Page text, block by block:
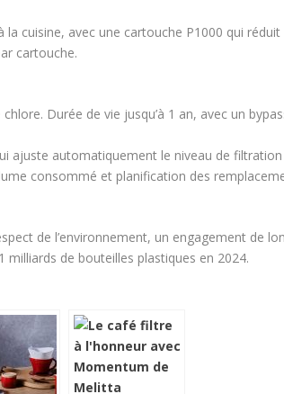
cuisine, avec une cartouche P1000 qui réduit
cartouche.
Durée de vie jusqu’à 1 an, avec un
ajuste automatiquement le niveau de filtration
consommé et planification des
de l’environnement, un engagement de
de bouteilles plastiques en 2024.